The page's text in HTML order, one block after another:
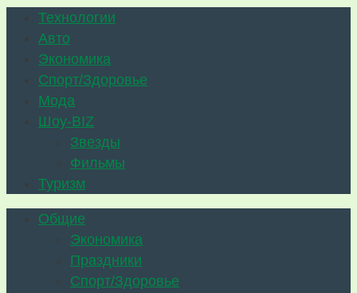
Технологии
Авто
Экономика
Спорт/Здоровье
Мода
Шоу-BIZ
Звезды
Фильмы
Туризм
Общие
Экономика
Праздники
Спорт/Здоровье